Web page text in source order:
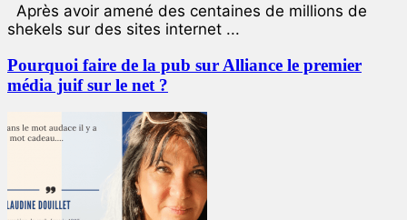
Après avoir amené des centaines de millions de
shekels sur des sites internet ...
Pourquoi faire de la pub sur Alliance le premier
média juif sur le net ?